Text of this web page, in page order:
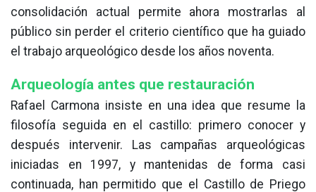
consolidación actual permite ahora mostrarlas al
público sin perder el criterio científico que ha guiado
el trabajo arqueológico desde los años noventa.
Arqueología antes que restauración
Rafael Carmona insiste en una idea que resume la
filosofía seguida en el castillo: primero conocer y
después intervenir. Las campañas arqueológicas
iniciadas en 1997, y mantenidas de forma casi
continuada, han permitido que el Castillo de Priego